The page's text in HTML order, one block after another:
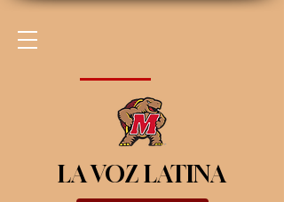
LA VOZ LATINA